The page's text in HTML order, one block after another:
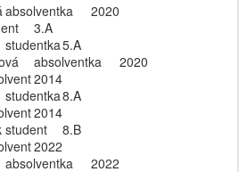
absolventka
2020
3.A
studentka5.A
absolventka
2020
2014
studentka8.A
2014
student
8.B
2022
absolventka
2022